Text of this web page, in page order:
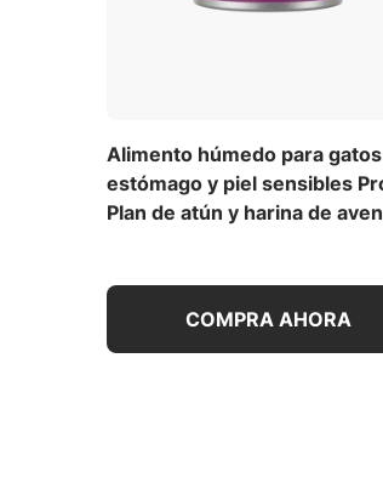
Alimento húmedo para
estómago y piel sensibles
Plan de atún y harina de
COMPRA AHORA